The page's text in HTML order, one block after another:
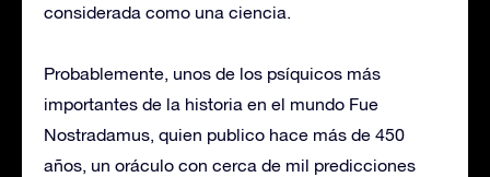
considerada como una ciencia.
Probablemente, unos de los psíquicos más
importantes de la historia en el mundo Fue
Nostradamus, quien publico hace más de 450
años, un oráculo con cerca de mil predicciones